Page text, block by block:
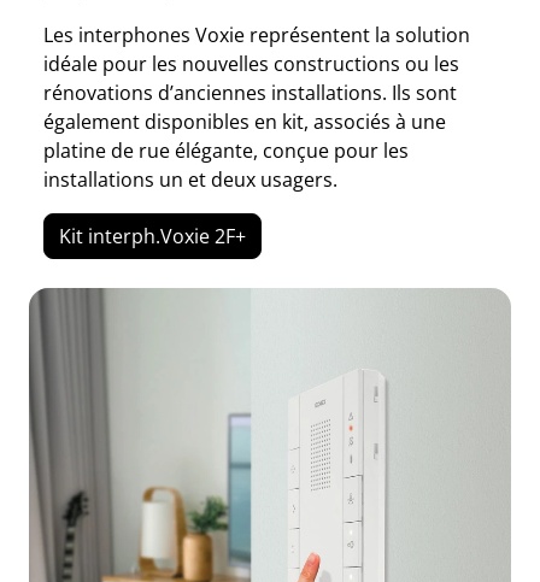
Les interphones Voxie représentent la solution
idéale pour les nouvelles constructions ou les
rénovations d’anciennes installations. Ils sont
également disponibles en kit, associés à une
platine de rue élégante, conçue pour les
installations un et deux usagers.
Kit interph.Voxie 2F+